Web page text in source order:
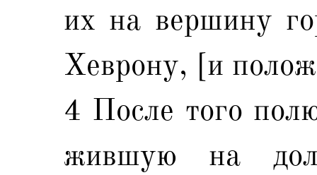
их на вершину
Хеврону, [и
4 После того
жившую на